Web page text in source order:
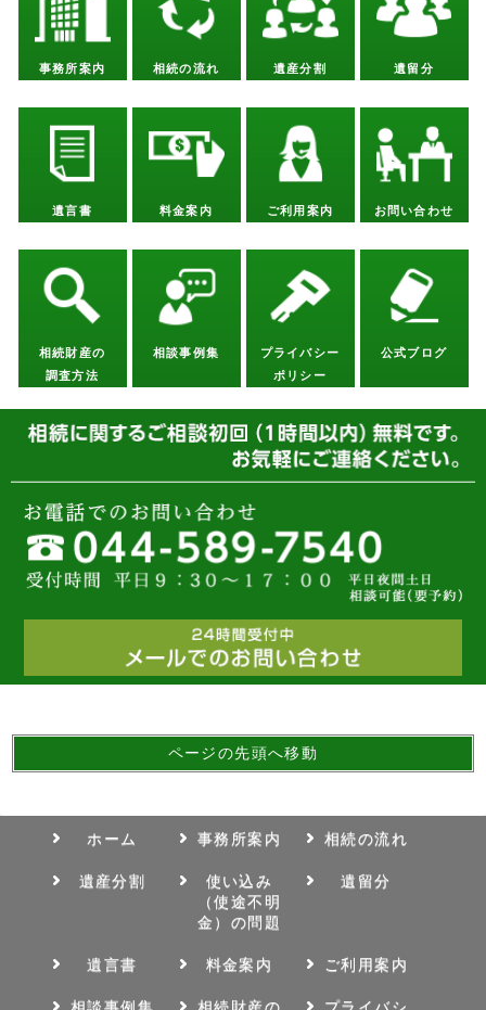
事務所案内 相続の流れ 遺産分割 遺留分
遺言書 料金案内 ご利用案内 お問い合わせ
相続財産の
調査方法
相談事例集
プライバシー
ポリシー
公式ブログ
ページの先頭へ移動
ホーム 事務所案内 相続の流れ
遺産分割
使い込み
（使途不明
金）の問題
遺留分
遺言書 料金案内 ご利用案内
相談事例集 相続財産の プライバシ